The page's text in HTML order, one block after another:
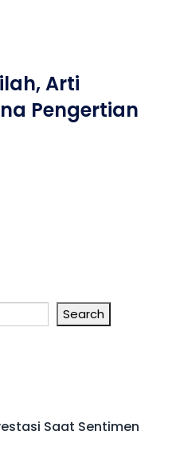
Arti
Pengertian
Search
Saat Sentimen